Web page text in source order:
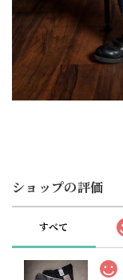
ショップの評価
すべて